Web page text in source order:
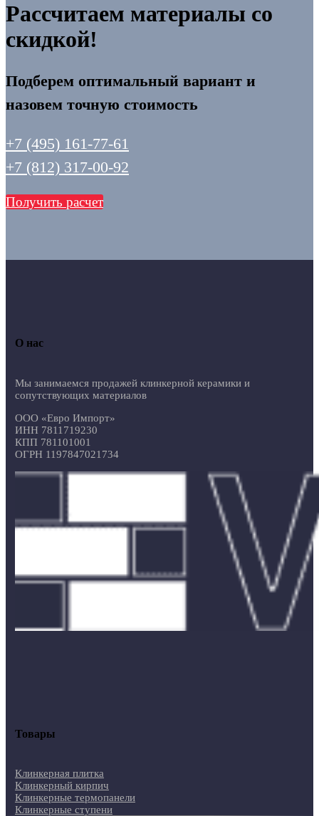
Рассчитаем материалы со
скидкой!
Подберем оптимальный вариант и
назовем точную стоимость
+7 (495) 161-77-61
+7 (812) 317-00-92
Получить расчет
О нас
Мы занимаемся продажей клинкерной керамики и
сопутствующих материалов
ООО «Евро Импорт»
ИНН 7811719230
КПП 781101001
ОГРН 1197847021734
Товары
Клинкерная плитка
Клинкерный кирпич
Клинкерные термопанели
Клинкерные ступени